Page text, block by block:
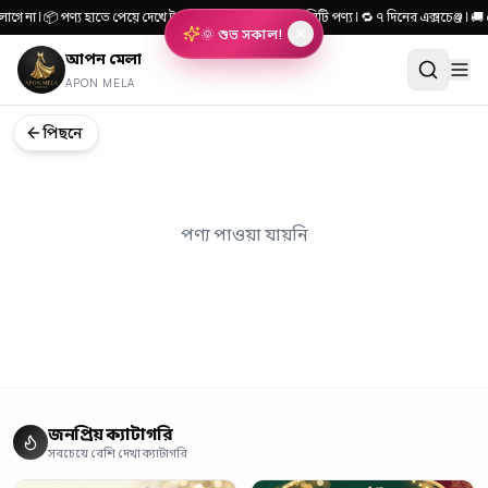
🌞 শুভ সকাল!
না | 📦 পণ্য হাতে পেয়ে দেখে টাকা দিন | 🎯 ১০০% কোয়ালিটি পণ্য | 🔁 ৭ দিনের
আপন মেলা
APON MELA
পিছনে
পণ্য পাওয়া যায়নি
জনপ্রিয় ক্যাটাগরি
সবচেয়ে বেশি দেখা ক্যাটাগরি